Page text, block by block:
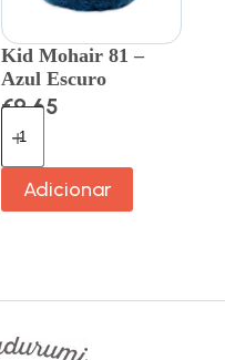
Kid Mohair 81 –
Azul Escuro
€9.65
Adicionar